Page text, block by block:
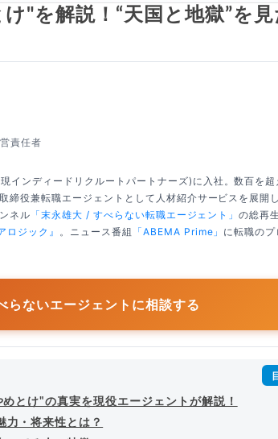
"を解説！“天国と地獄”を
責任者
インディードリクルートパートナーズ)に入社。数百を
締役兼転職エージェントとして人材紹介サービスを展開
ネル 「末永雄大 / すべらない転職エージェント」の総再
ロジック』 。ニュース番組 「ABEMA Prime」 に転職の
らないエージェントに相談する
とけ"の真実を現役エージェントが解説！
力・将来性とは？